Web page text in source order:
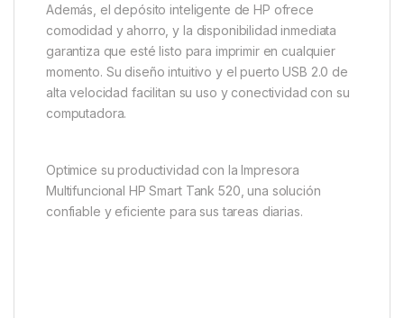
Además, el depósito inteligente de HP ofrece
comodidad y ahorro, y la disponibilidad inmediata
garantiza que esté listo para imprimir en cualquier
momento. Su diseño intuitivo y el puerto USB 2.0 de
alta velocidad facilitan su uso y conectividad con su
computadora.
Optimice su productividad con la Impresora
Multifuncional HP Smart Tank 520, una solución
confiable y eficiente para sus tareas diarias.